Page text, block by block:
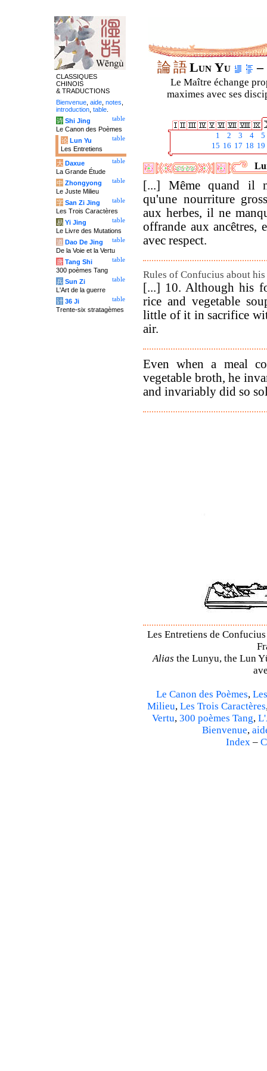
論語Lun Yu –
Le Maître échange
maximes avec ses
1 2 3 4
5
15 16 17 18 19
[...] Même quand il
qu'une nourriture
aux herbes, il ne
offrande aux
avec respect.
Rules of Confucius about
[...] 10. Although his
rice and vegetable
little of it in sacrifice
air.
Even when a meal
vegetable broth, he
and invariably did so
Les Entretiens de
Alias the Lunyu, the Lun
Le Canon des Poèmes,
Milieu, Les Trois Caractères
Vertu, 300 poèmes Tang,
Bienvenue,
Index –
CLASSIQUES
CHINOIS
& TRADUCTIONS
Bienvenue aide notes
introduction table
table
诗 Shi Jing
Le Canon des Poèmes
table
论 Lun Yu
Les Entretiens
table
大 Daxue
La Grande Étude
table
中 Zhongyong
Le Juste Milieu
table
字 San Zi Jing
Les Trois Caractères
table
易 Yi Jing
Le Livre des Mutations
table
道 Dao De Jing
De la Voie et la Vertu
table
唐 Tang Shi
300 poèmes Tang
table
兵 Sun Zi
L'Art de la guerre
table
计 36 Ji
Trente-six stratagèmes